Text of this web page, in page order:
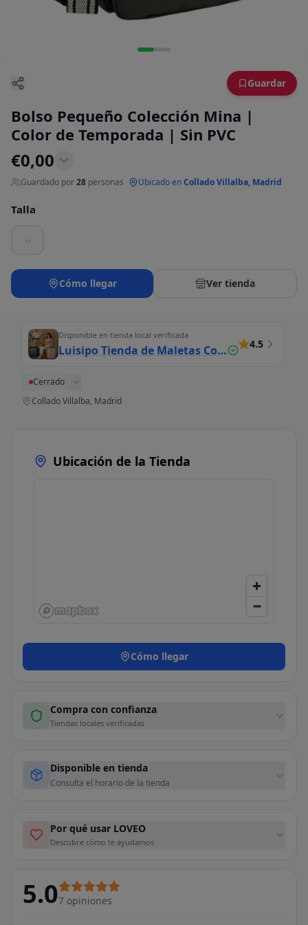
Guardar
Bolso Pequeño Colección Mina |
Color de Temporada | Sin PVC
€0,00
Guardado por28 personas Ubicado enCollado Villalba, Madrid
Talla
Cómo llegar Ver tienda
Disponible en tienda local verificada
Luisipo Tienda de Maletas Collado Villalba
4.5
Cerrado
Collado Villalba, Madrid
Ubicación de la Tienda
Cómo llegar
Compra con confianza
Tiendas locales verificadas
Disponible en tienda
Consulta el horario de la tienda
Por qué usar LOVEO
Descubre cómo te ayudamos
5.07 opiniones